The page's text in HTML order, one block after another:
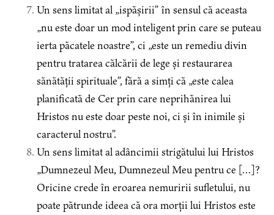
Un sens limitat al „ispășirii” în sensul că aceasta
„nu este doar un mod inteligent prin care se puteau
ierta păcatele noastre”, ci „este un remediu divin
pentru tratarea călcării de lege și restaurarea
sănătății spirituale”, fără a simți că „este calea
planificată de Cer prin care neprihănirea lui
Hristos nu este doar peste noi, ci și în inimile și
caracterul nostru”.
Un sens limitat al adâncimii strigătului lui Hristos
„Dumnezeul Meu, Dumnezeul Meu pentru ce […]?
Oricine crede în eroarea nemuririi sufletului, nu
poate pătrunde ideea că ora morții lui Hristos este